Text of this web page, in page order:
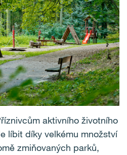
aktivního životního
líbit díky velkému množství
zmiňovaných parků,